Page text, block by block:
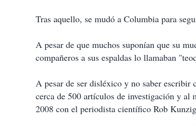
Tras aquello, se mudó a Columbia para
A pesar de que muchos suponían que su
compañeros a sus espaldas lo llamaban
A pesar de ser disléxico y no saber
cerca de 500 artículos de investigación y
2008 con el periodista científico Rob